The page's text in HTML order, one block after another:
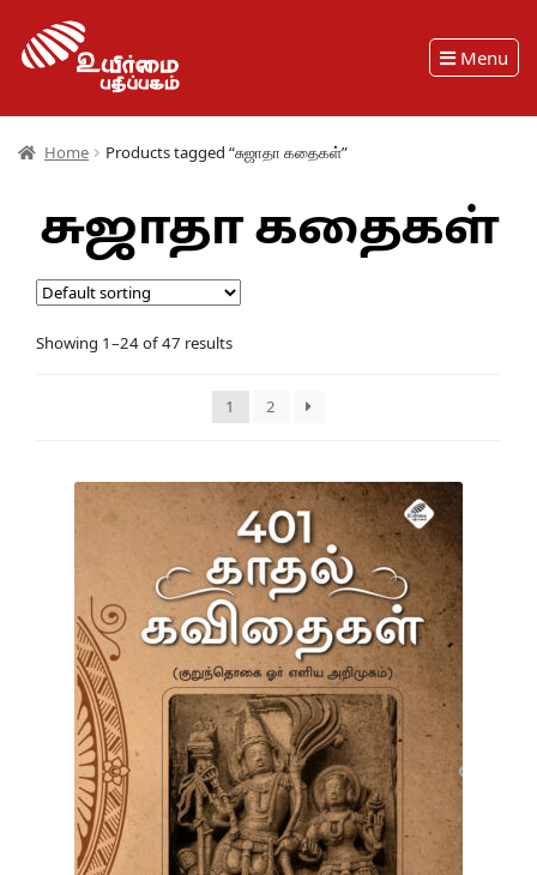
Menu
Home Products tagged “சுஜாதா கதைகள்”
சுஜாதா கதைகள்
Showing 1–24 of 47 results
1 2